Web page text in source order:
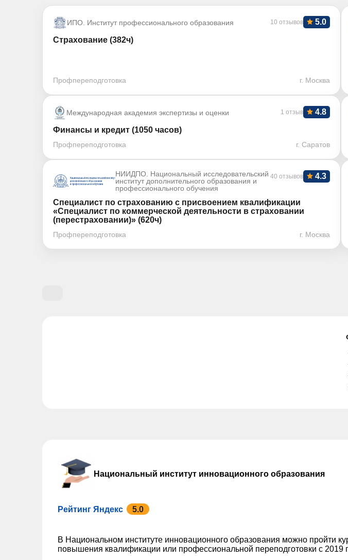
ИПО. Институт профессионального образования 10 отзывов 5.0
Страхование (382ч)
Профпереподготовка г. Москва
Международная академия экспертизы и оценки 1 отзыв 4.8
Финансы и кредит (1050 часов)
Профпереподготовка г. Саратов
НИИДПО. Национальный исследовательский
институт дополнительного образования и
профессионального обучения
40 отзывов 4.3
Специалист по страхованию с присвоением квалификации
«Специалист по коммерческой деятельности в страховании
(перестраховании)» (620ч)
Профпереподготовка г. Москва
Национальный институт инновационного образования
Рейтинг Яндекс 5.0
В Национальном институте инновационного образования можно пройти
повышения квалификации или профессиональной переподготовки с 2019